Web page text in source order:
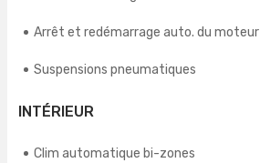
Arrêt et redémarrage auto. du moteur
Suspensions pneumatiques
INTÉRIEUR
Clim automatique bi-zones